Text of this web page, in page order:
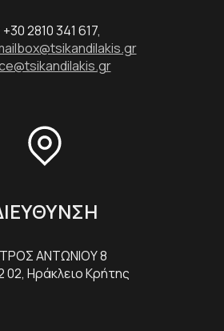
+30 2810 341 617,
ΑΝΤΩΝΙΟΥ 8
02, Ηράκλειο Κρήτης